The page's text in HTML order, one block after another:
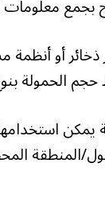
بجمع
أو
حجم الحمولة
المنطقة